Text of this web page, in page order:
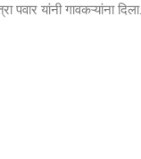
यांनी गावकऱ्यांना दिला.